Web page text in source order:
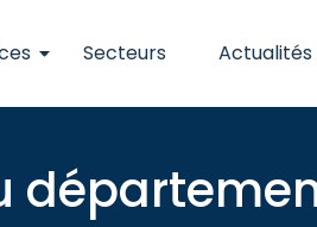
Secteurs Actualités